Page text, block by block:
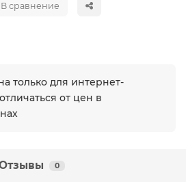
В сравнение
только для интернет-
от цен в
0